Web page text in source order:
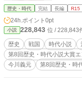
歴史・時代 完結 長編 R15
24h.ポイント 0pt
小説 228,843 位 / 228,843
歴史 戦国 時代小説
第8回歴史・時代小説大賞
今川義元
第8回歴史・時